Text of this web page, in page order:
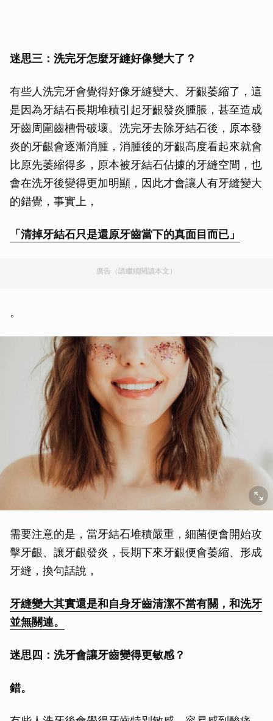
迷思三：洗完牙怎麼牙縫好像變大了？
有些人洗完牙會覺得好像牙縫變大、牙齦萎縮了，這
是因為牙結石長期堆積引起牙齦發炎腫脹，甚至造成
牙齒周圍齒槽骨破壞。洗完牙去除牙結石後，原本發
炎的牙齦會逐漸消腫，消腫後的牙齦高度看起來就會
比原先萎縮得多，原本被牙結石佔據的牙縫空間，也
會在洗牙後變得更加明顯，因此才會讓人有牙縫變大
的錯覺，事實上，
「清掉牙結石只是還原牙齒當下的真面目而已」
廣告（請繼續閱讀本文）
。
需要注意的是，當牙結石堆積嚴重，細菌便會開始攻
擊牙齦、讓牙齦發炎，長期下來牙齦便會萎縮、形成
牙縫，換句話說，
牙縫變大其實還是和自身牙齒清潔不當有關，和洗牙
並無關連。
迷思四：洗牙會讓牙齒變得更敏感？
錯。